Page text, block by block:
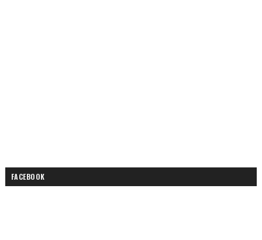
FACEBOOK